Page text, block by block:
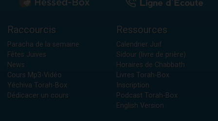
Raccourcis
Paracha de la semaine
Fêtes Juives
News
Cours Mp3-Vidéo
Yéchiva Torah-Box
Dédicacer un cours
Ressources
Calendrier Juif
Sidour (livre de prière)
Horaires de Chabbath
Livres Torah-Box
Inscription
Podcast Torah-Box
English Version